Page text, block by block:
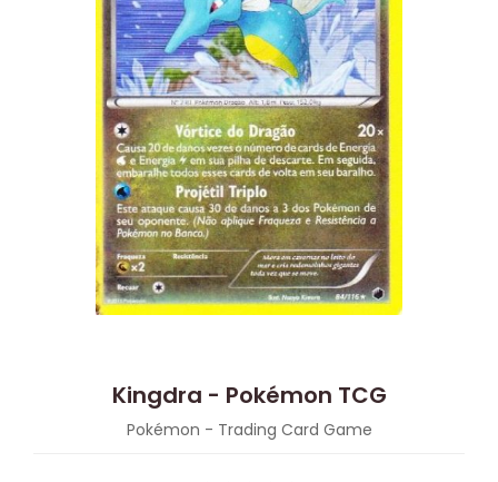
Kingdra - Pokémon TCG
Pokémon - Trading Card Game